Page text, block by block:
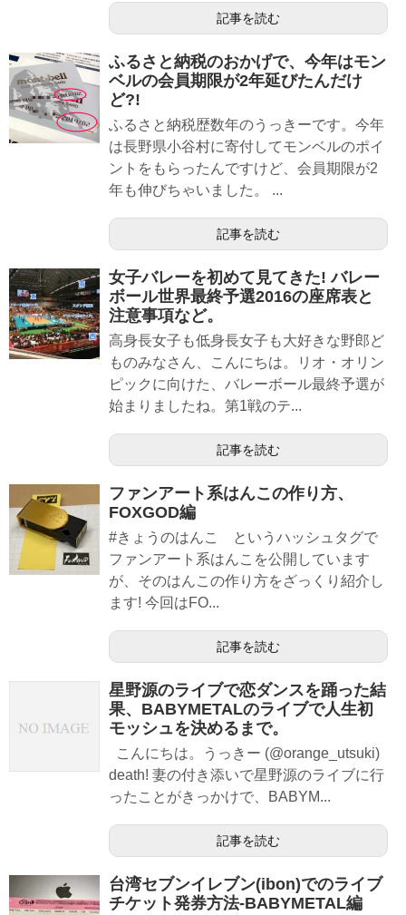
記事を読む
ふるさと納税のおかげで、今年はモン
ベルの会員期限が2年延びたんだけ
ど?!
ふるさと納税歴数年のうっきーです。今年
は長野県小谷村に寄付してモンベルのポイ
ントをもらったんですけど、会員期限が2
年も伸びちゃいました。 ...
記事を読む
女子バレーを初めて見てきた! バレー
ボール世界最終予選2016の座席表と
注意事項など。
高身長女子も低身長女子も大好きな野郎ど
ものみなさん、こんにちは。リオ・オリン
ピックに向けた、バレーボール最終予選が
始まりましたね。第1戦のテ...
記事を読む
ファンアート系はんこの作り方、
FOXGOD編
#きょうのはんこ というハッシュタグで
ファンアート系はんこを公開しています
が、そのはんこの作り方をざっくり紹介し
ます! 今回はFO...
記事を読む
星野源のライブで恋ダンスを踊った結
果、BABYMETALのライブで人生初
モッシュを決めるまで。
こんにちは。うっきー (@orange_utsuki)
death! 妻の付き添いで星野源のライブに行
ったことがきっかけで、BABYM...
記事を読む
台湾セブンイレブン(ibon)でのライブ
チケット発券方法-BABYMETAL編